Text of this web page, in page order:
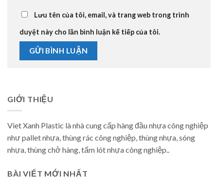
Lưu tên của tôi, email, và trang web trong trình
duyệt này cho lần bình luận kế tiếp của tôi.
GIỚI THIỆU
Viet Xanh Plastic là nhà cung cấp hàng đầu nhựa công nghiệp
như pallet nhựa, thùng rác công nghiệp, thùng nhựa, sóng
nhựa, thùng chở hàng, tấm lót nhựa công nghiệp..
BÀI VIẾT MỚI NHẤT